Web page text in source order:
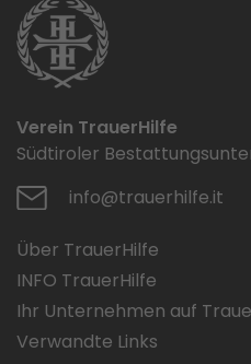
Verein TrauerHilfe
Südtiroler
info@trauerhilfe.it
Über TrauerHilfe
INFO TrauerHilfe
Ihr Unternehmen auf
Verwandte Links